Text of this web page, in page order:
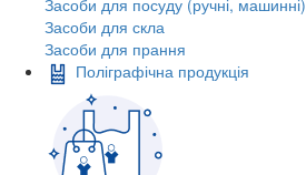
Засоби для посуду (ручні, машинні)
Засоби для скла
Засоби для прання
Поліграфічна продукція